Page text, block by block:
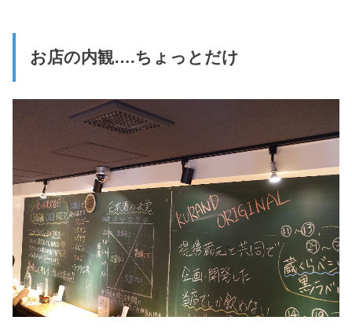
お店の内観….ちょっとだけ